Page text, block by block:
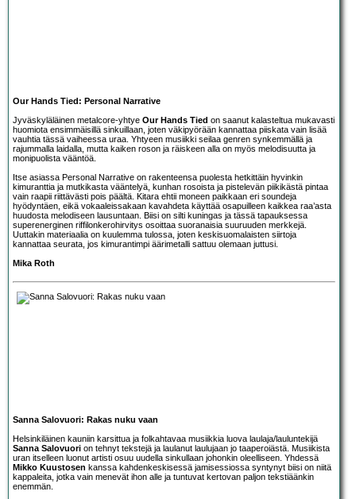
Our Hands Tied: Personal Narrative
Jyväskyläläinen metalcore-yhtye Our Hands Tied on saanut kalasteltua mukavasti
huomiota ensimmäisillä sinkuillaan, joten väkipyörään kannattaa piiskata vain lisää
vauhtia tässä vaiheessa uraa. Yhtyeen musiikki seilaa genren synkemmällä ja
rajummalla laidalla, mutta kaiken roson ja räiskeen alla on myös melodisuutta ja
monipuolista vääntöä.
Itse asiassa Personal Narrative on rakenteensa puolesta hetkittäin hyvinkin
kimuranttia ja mutkikasta vääntelyä, kunhan rosoista ja pistelevän piikikästä pintaa
vain raapii riittävästi pois päältä. Kitara ehtii moneen paikkaan eri soundeja
hyödyntäen, eikä vokaaleissakaan kavahdeta käyttää osapuilleen kaikkea raa’asta
huudosta melodiseen lausuntaan. Biisi on silti kuningas ja tässä tapauksessa
superenerginen riffilonkerohirvitys osoittaa suoranaisia suuruuden merkkejä.
Uuttakin materiaalia on kuulemma tulossa, joten keskisuomalaisten siirtoja
kannattaa seurata, jos kimurantimpi äärimetalli sattuu olemaan juttusi.
Mika Roth
Sanna Salovuori: Rakas nuku vaan
Helsinkiläinen kauniin karsittua ja folkahtavaa musiikkia luova laulaja/lauluntekijä
Sanna Salovuori on tehnyt tekstejä ja laulanut laulujaan jo taaperoiästä. Musiikista
uran itselleen luonut artisti osuu uudella sinkullaan johonkin oleelliseen. Yhdessä
Mikko Kuustosen kanssa kahdenkeskisessä jamisessiossa syntynyt biisi on niitä
kappaleita, jotka vain menevät ihon alle ja tuntuvat kertovan paljon tekstiäänkin
enemmän.